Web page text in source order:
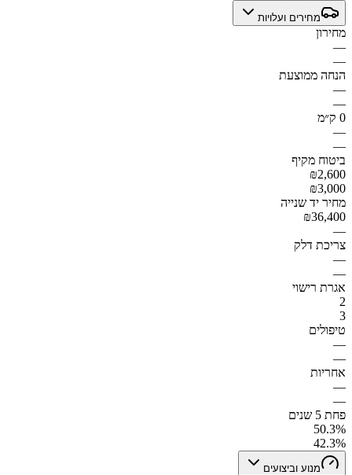
מחירים ועלויות
מחירון
—
—
הנחה ממוצעת
—
—
0 ק״מ
—
—
ביטוח מקיף
₪2,600
₪3,000
מחיר יד שנייה
₪36,400
—
צריכת דלק
—
—
אגרת רישוי
2
3
טיפולים
—
—
אחריות
—
—
פחת 5 שנים
50.3%
42.3%
מנוע וביצועים